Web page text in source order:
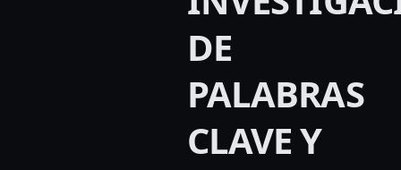
DE
PALABRAS
CLAVE Y